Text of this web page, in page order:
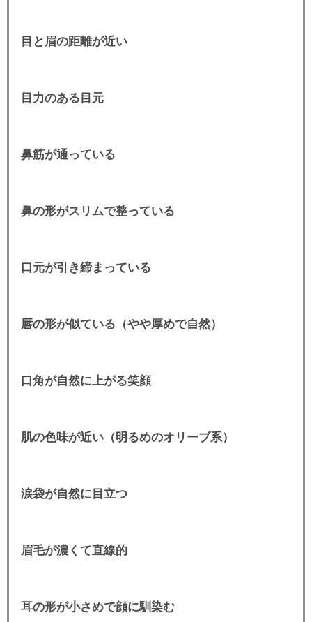
目と眉の距離が近い
目力のある目元
鼻筋が通っている
鼻の形がスリムで整っている
口元が引き締まっている
唇の形が似ている（やや厚めで自然）
口角が自然に上がる笑顔
肌の色味が近い（明るめのオリーブ系）
涙袋が自然に目立つ
眉毛が濃くて直線的
耳の形が小さめで顔に馴染む